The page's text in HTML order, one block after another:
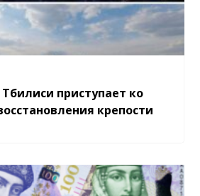
приступает ко
крепости